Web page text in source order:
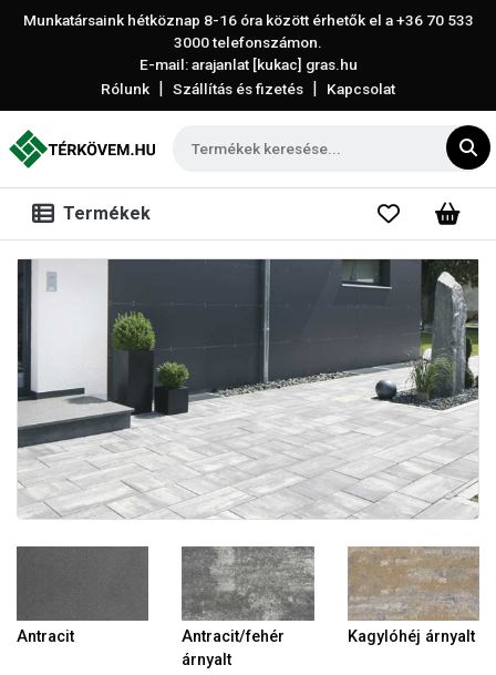
Munkatársaink hétköznap 8-16 óra között érhetők el a+36 70 533
3000telefonszámon.
E-mail: arajanlat [kukac] gras.hu
Rólunk | Szállítás és fizetés | Kapcsolat
Termékek
Antracit
Antracit/fehér
árnyalt
Kagylóhéj árnyalt